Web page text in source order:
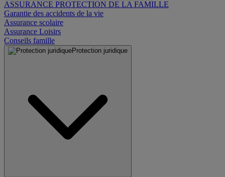
ASSURANCE PROTECTION DE LA FAMILLE
Garantie des accidents de la vie
Assurance scolaire
Assurance Loisirs
Conseils famille
Protection juridique